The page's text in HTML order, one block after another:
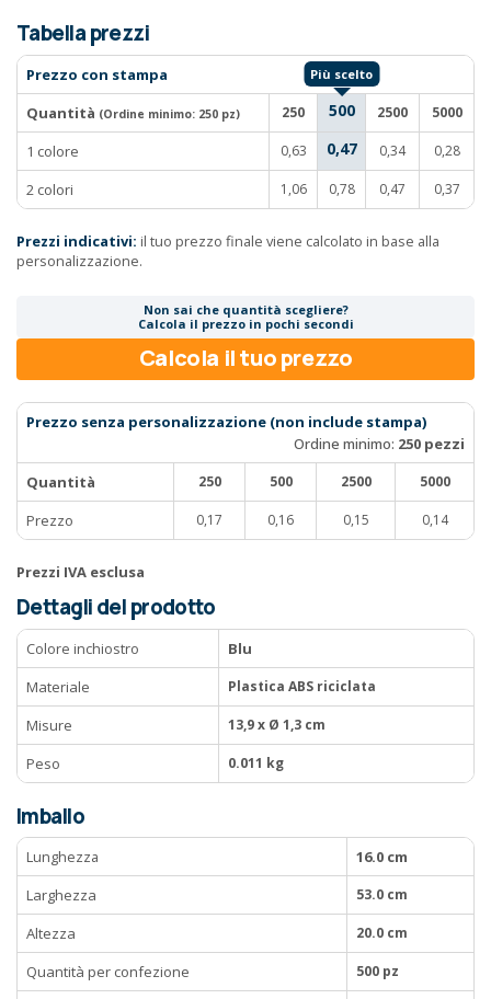
Tabella prezzi
Prezzo con stampa
Quantità (Ordine minimo: 250 pz) 250 500 2500 5000
1 colore 0,63 0,47 0,34 0,28
2 colori 1,06 0,78 0,47 0,37
Prezzi indicativi: il tuo prezzo finale viene calcolato in base alla
personalizzazione.
Non sai che quantità scegliere?
Calcola il prezzo in pochi secondi
Calcola il tuo prezzo
Prezzo senza personalizzazione (non include stampa)
Ordine minimo: 250 pezzi
Quantità
250 500 2500 5000
Prezzo 0,17 0,16 0,15 0,14
Prezzi IVA esclusa
Dettagli del prodotto
Colore inchiostro
Blu
Materiale
Plastica ABS riciclata
Misure 13,9 x Ø 1,3 cm
Peso 0.011 kg
Imballo
Lunghezza
16.0 cm
Larghezza
53.0 cm
Altezza 20.0 cm
Quantità per confezione 500 pz